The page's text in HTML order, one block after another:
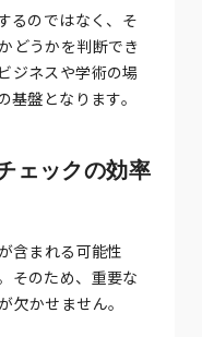
るのではなく、そ
どうかを判断でき
ジネスや学術の場
盤となります。
ェックの効率
含まれる可能性
そのため、重要な
欠かせません。